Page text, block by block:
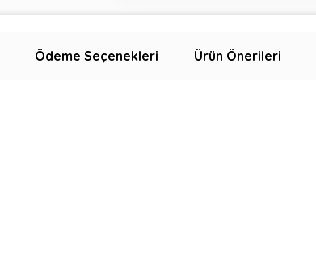
Ödeme Seçenekleri Ürün Önerileri